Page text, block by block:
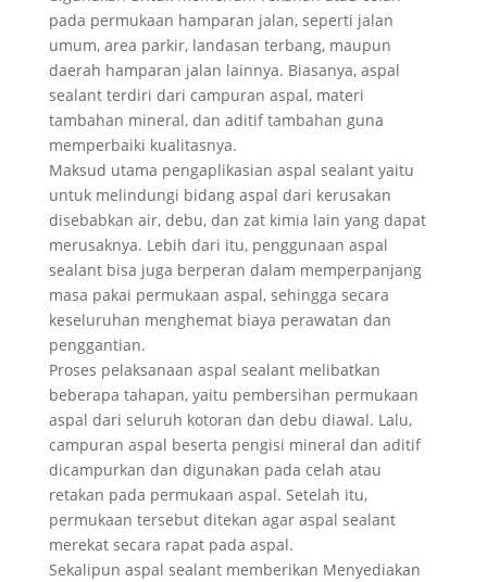
pada permukaan hamparan jalan, seperti jalan
umum, area parkir, landasan terbang, maupun
daerah hamparan jalan lainnya. Biasanya, aspal
sealant terdiri dari campuran aspal, materi
tambahan mineral, dan aditif tambahan guna
memperbaiki kualitasnya.
Maksud utama pengaplikasian aspal sealant yaitu
untuk melindungi bidang aspal dari kerusakan
disebabkan air, debu, dan zat kimia lain yang dapat
merusaknya. Lebih dari itu, penggunaan aspal
sealant bisa juga berperan dalam memperpanjang
masa pakai permukaan aspal, sehingga secara
keseluruhan menghemat biaya perawatan dan
penggantian.
Proses pelaksanaan aspal sealant melibatkan
beberapa tahapan, yaitu pembersihan permukaan
aspal dari seluruh kotoran dan debu diawal. Lalu,
campuran aspal beserta pengisi mineral dan aditif
dicampurkan dan digunakan pada celah atau
retakan pada permukaan aspal. Setelah itu,
permukaan tersebut ditekan agar aspal sealant
merekat secara rapat pada aspal.
Sekalipun aspal sealant memberikan Menyediakan